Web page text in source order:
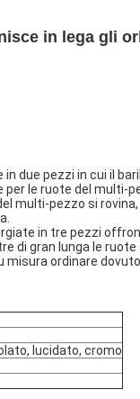
in lega gli
due pezzi in cui il
le ruote del multi-
multi-pezzo si
in tre pezzi
di gran lunga le ruote
ordinare
lucidato, cromo